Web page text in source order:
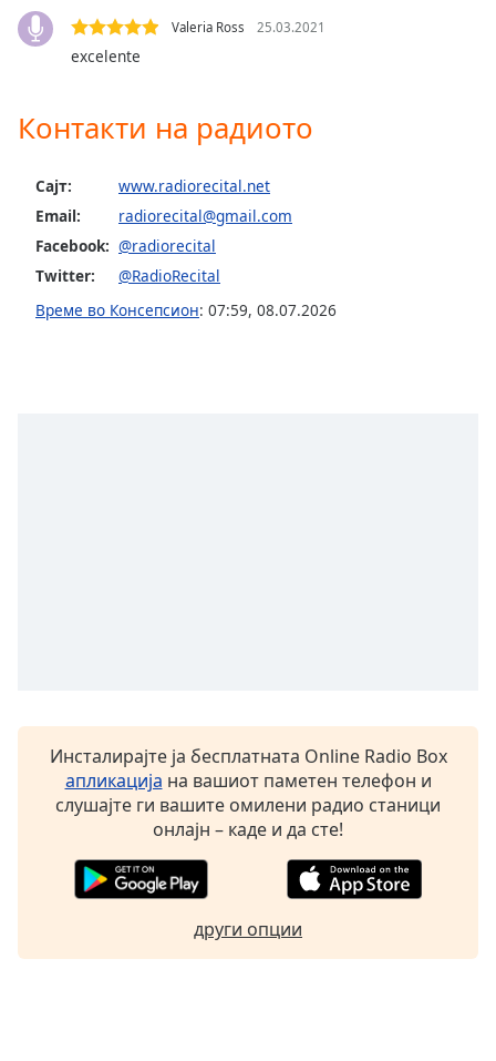
Caption
Background
Opacity
End
window.
Valeria Ross 25.03.2021
excelente
Контакти на радиото
Сајт:
www.radiorecital.net
Email:
radiorecital@gmail.com
Facebook: @radiorecital
Twitter:
@RadioRecital
Време во Консепсион: 07:59, 08.07.2026
Инсталирајте ја бесплатната Online Radio Box
апликација на вашиот паметен телефон и
слушајте ги вашите омилени радио станици
онлајн – каде и да сте!
други опции